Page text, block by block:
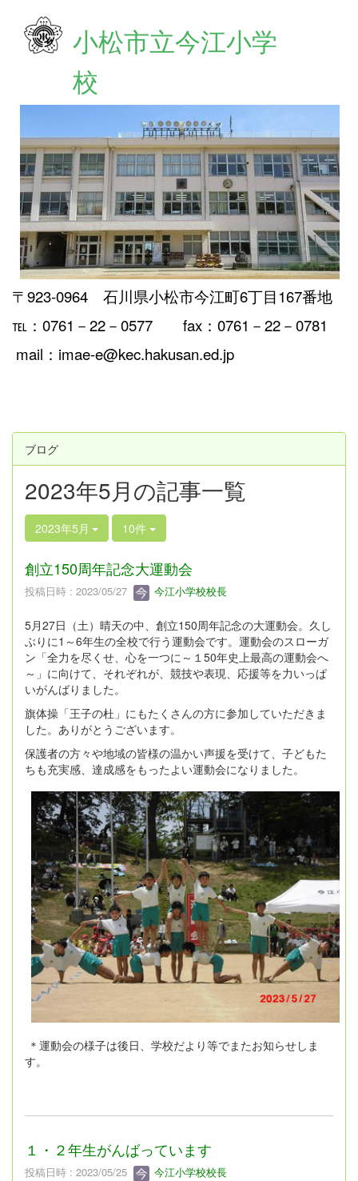
小松市立今江小学
校
〒923-0964 石川県小松市今江町6丁目167番地
℡：0761－22－0577 fax：0761－22－0781
mail：imae-e@kec.hakusan.ed.jp
ブログ
2023年5月の記事一覧
2023年5月 10件
創立150周年記念大運動会
投稿日時 : 2023/05/27 今江小学校校長
5月27日（土）晴天の中、創立150周年記念の大運動会。久し
ぶりに1～6年生の全校で行う運動会です。運動会のスローガ
ン「全力を尽くせ、心を一つに～１50年史上最高の運動会へ
～」に向けて、それぞれが、競技や表現、応援等を力いっぱ
いがんばりました。
旗体操「王子の杜」にもたくさんの方に参加していただきま
した。ありがとうございます。
保護者の方々や地域の皆様の温かい声援を受けて、子どもた
ちも充実感、達成感をもったよい運動会になりました。
＊運動会の様子は後日、学校だより等でまたお知らせしま
す。
１・２年生がんばっています
投稿日時 : 2023/05/25 今江小学校校長